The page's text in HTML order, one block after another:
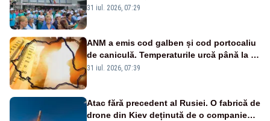
Legii salarizării
31 iul. 2026, 07:29
ANM a emis cod galben și cod portocaliu
de caniculă. Temperaturile urcă până la 38
de grade, iar nopțile devin tropicale
31 iul. 2026, 07:39
Atac fără precedent al Rusiei. O fabrică de
drone din Kiev deținută de o companie